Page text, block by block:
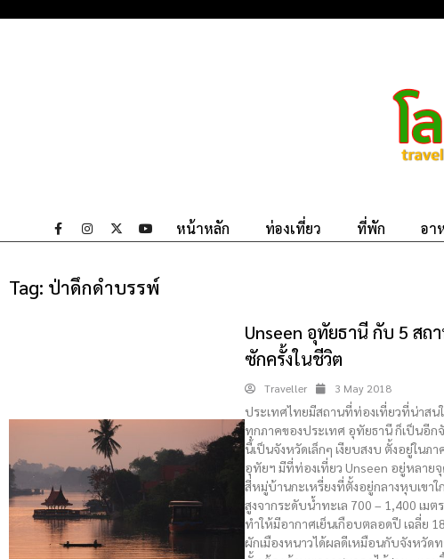
หน้าหลัก ท่องเที่ยว ที่พัก อา
Tag: ป่าดึกดำบรรพ์
Unseen อุทัยธานี กับ 5 สถ
ซักครั้งในชีวิต
Traveller 3 May 2018
ประเทศไทยมีสถานที่ท่องเที่ยวที่น่าส
ทุกภาคของประเทศ อุทัยธานี ก็เป็นอีก
นี้เป็นจังหวัดเล็กๆ เงียบสงบ ตั้งอยู่ใน
อุทัยฯ มีที่ท่องเที่ยว Unseen อยู่หลาย
สี่หมู่บ้านกะเหรี่ยงที่ตั้งอยู่กลางหุบเขา
สูงจากระดับน้ำทะเล 700 – 1,400 เม
ทำให้มีอากาศเย็นเกือบตลอดปี เฉลี่ย
ผักเมืองหนาวได้ผลดีเหมือนกับจังหวัด